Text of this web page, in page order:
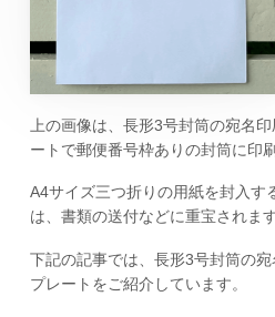
上の画像は、長形3号封筒の宛名
ートで郵便番号枠ありの封筒に印
A4サイズ三つ折りの用紙を封入す
は、書類の送付などに重宝されます
下記の記事では、長形3号封筒の
プレートをご紹介しています。